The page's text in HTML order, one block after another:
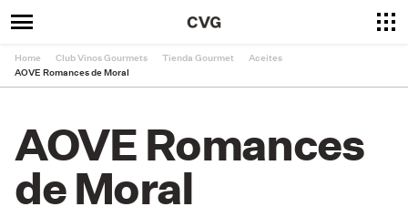
Home Club Vinos Gourmets Tienda Gourmet
Aceites
AOVE Romances de Moral
AOVE Romances
de Moral